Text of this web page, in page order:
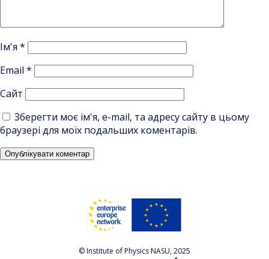
Ім'я *
Email *
Сайт
Зберегти моє ім'я, e-mail, та адресу сайту в цьому
браузері для моїх подальших коментарів.
© Institute of Physics NASU, 2025